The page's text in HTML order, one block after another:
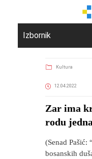
Izbornik
Kultura
12.04.2022
​Zar ima
rodu
(Senad Pašić:
bosanskih